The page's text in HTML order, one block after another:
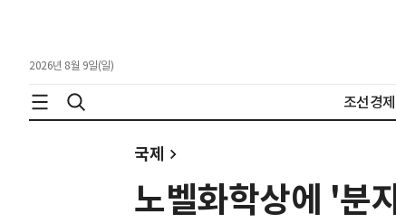
2026년 8월 9일(일)
조선경제
국제
노벨화학상에 '분